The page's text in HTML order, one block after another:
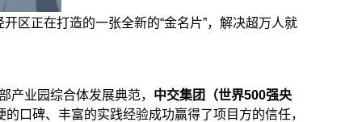
区正在打造的一张全新的“金名片”，解决超万人就
业园综合体发展典范， 中交集团（世界500强央
口碑、丰富的实践经验成功赢得了项目方的信任，